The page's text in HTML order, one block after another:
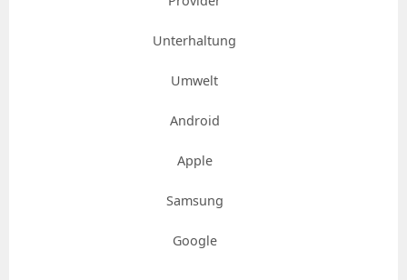
Unterhaltung
Umwelt
Android
Apple
Samsung
Google